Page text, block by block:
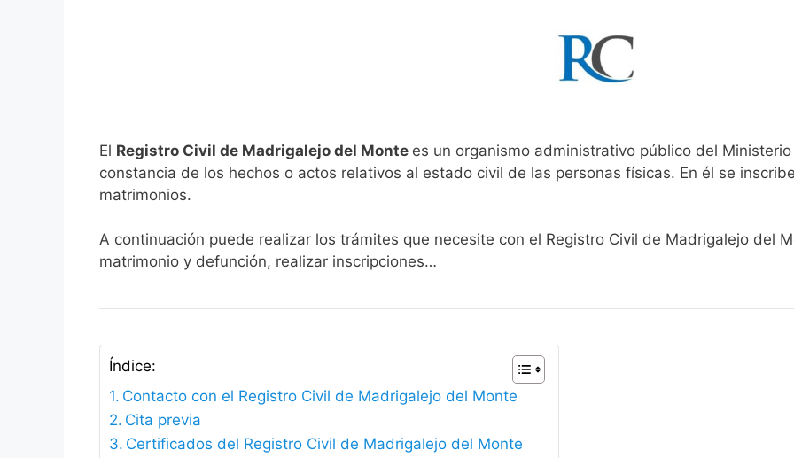
El Registro Civil de Madrigalejo del Monte es un organismo administrativo público del
constancia de los hechos o actos relativos al estado civil de las personas físicas. En él se
matrimonios.
A continuación puede realizar los trámites que necesite con el Registro Civil de Madrigalejo del
matrimonio y defunción, realizar inscripciones…
Índice:
Contacto con el Registro Civil de Madrigalejo del Monte
Cita previa
Certificados del Registro Civil de Madrigalejo del Monte